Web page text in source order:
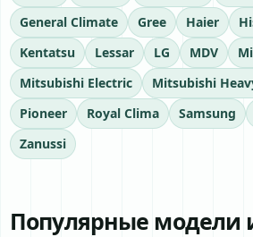
General Climate
Gree Haier
Kentatsu
Lessar LG MDV
Mitsubishi Electric
Mitsubishi
Pioneer
Royal Clima Samsung
Zanussi
Популярные модели